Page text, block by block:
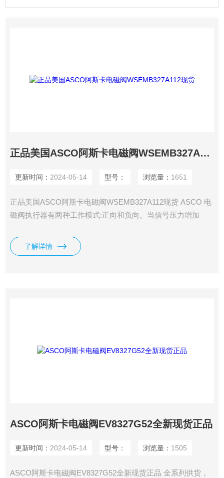
正品美国ASCO阿斯卡电磁阀WSEMB327A112现货
更新时间： 2024-05-14 型号： 浏览量： 1651
正品美国ASCO阿斯卡电磁阀WSEMB327A112现货 ASCO 电
磁阀执行器有两种工作模式:正向和负向。当信号压力增加
了解详情
ASCO阿斯卡电磁阀EV8327G52全新现货正品
更新时间： 2024-05-14 型号： 浏览量： 1505
ASCO阿斯卡电磁阀EV8327G52全新现货正品 全系列供货，